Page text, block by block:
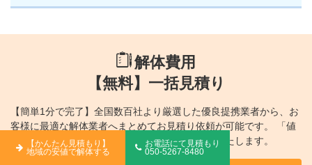
解体費用
【無料】一括見積り
【簡単1分で完了】全国数百社より厳選した優良提携業者から、 お
客様に最適な解体業者へまとめてお見積り依頼が可能です。
「値
下げ交渉」から「お断りの連絡」も弊社が代行いたします。
【かんたん見積もり】
地域の安値で解体する
お電話にて見積もり
050-5267-8480